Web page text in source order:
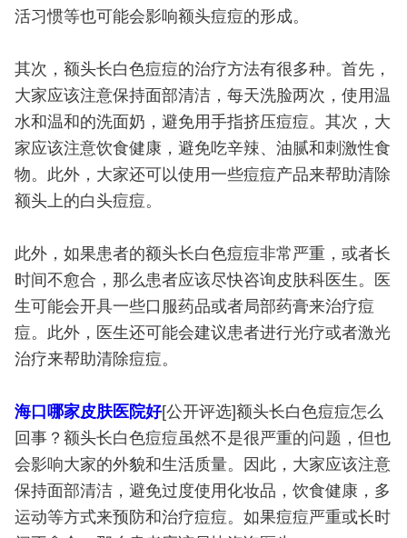
活习惯等也可能会影响额头痘痘的形成。
其次，额头长白色痘痘的治疗方法有很多种。首先，
大家应该注意保持面部清洁，每天洗脸两次，使用温
水和温和的洗面奶，避免用手指挤压痘痘。其次，大
家应该注意饮食健康，避免吃辛辣、油腻和刺激性食
物。此外，大家还可以使用一些痘痘产品来帮助清除
额头上的白头痘痘。
此外，如果患者的额头长白色痘痘非常严重，或者长
时间不愈合，那么患者应该尽快咨询皮肤科医生。医
生可能会开具一些口服药品或者局部药膏来治疗痘
痘。此外，医生还可能会建议患者进行光疗或者激光
治疗来帮助清除痘痘。
海口哪家皮肤医院好[公开评选]额头长白色痘痘怎么
回事？额头长白色痘痘虽然不是很严重的问题，但也
会影响大家的外貌和生活质量。因此，大家应该注意
保持面部清洁，避免过度使用化妆品，饮食健康，多
运动等方式来预防和治疗痘痘。如果痘痘严重或长时